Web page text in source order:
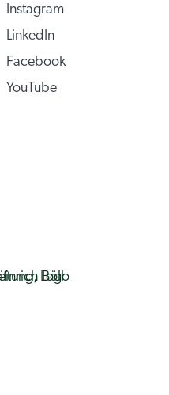
Instagram
LinkedIn
Facebook
YouTube